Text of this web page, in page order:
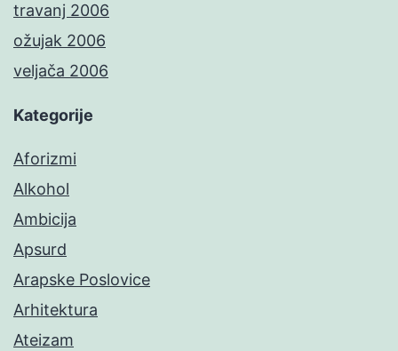
travanj 2006
ožujak 2006
veljača 2006
Kategorije
Aforizmi
Alkohol
Ambicija
Apsurd
Arapske Poslovice
Arhitektura
Ateizam